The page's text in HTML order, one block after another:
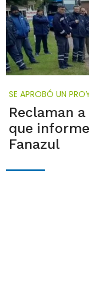
SE APROBÓ UN
Reclaman
que
Fanazul